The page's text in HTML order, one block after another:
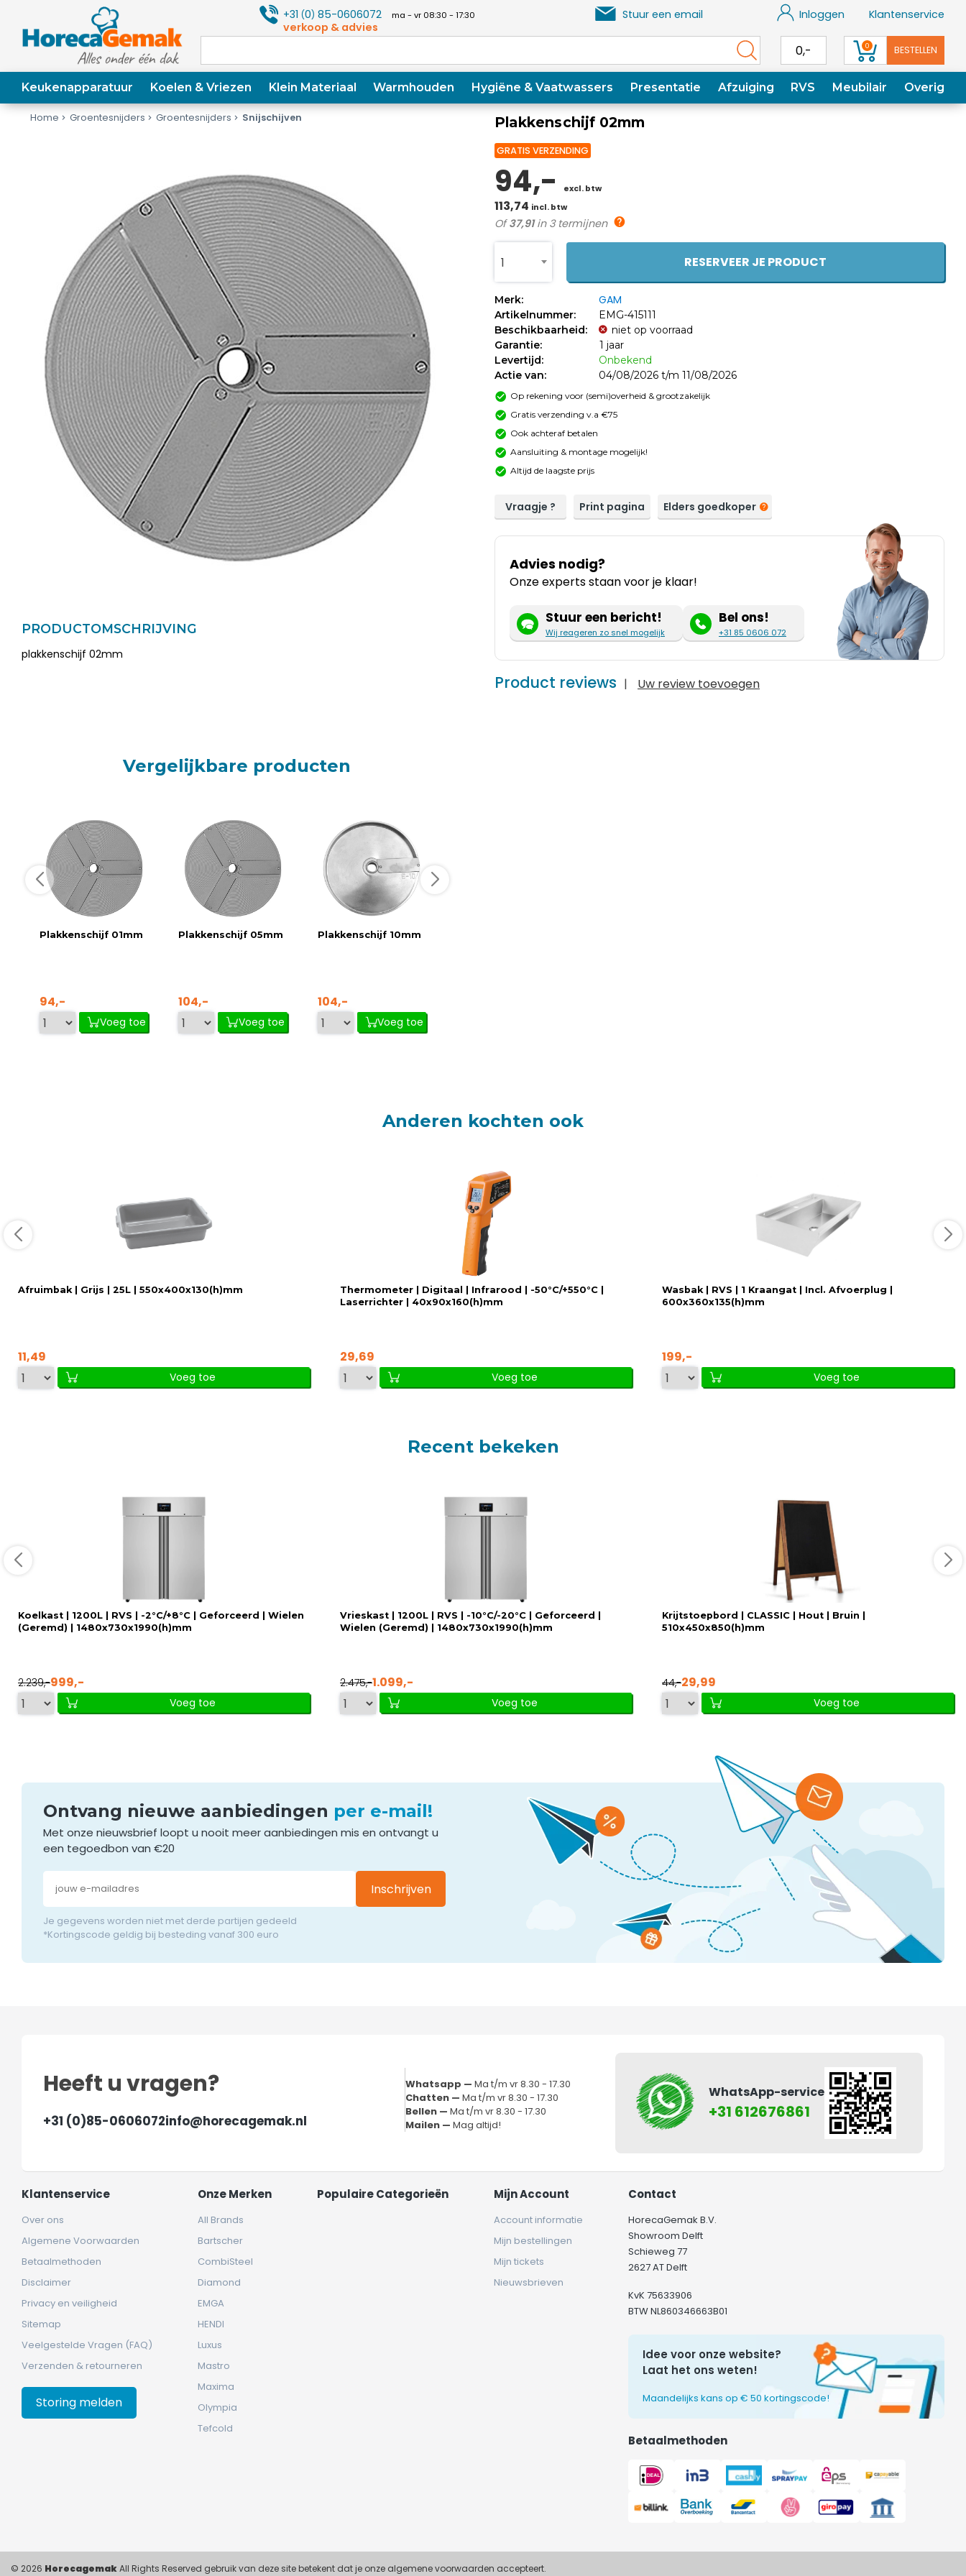
+31(0) 85-0606072 ma - vr 08:30 - 17:30
verkoop & advies
Stuur een email Inloggen Klantenservice
0,- 0 BESTELLEN
Keukenapparatuur Koelen & Vriezen Klein Materiaal Warmhouden Hygiëne & Vaatwassers Presentatie Afzuiging RVS Meubilair Overig
Home Groentesnijders Groentesnijders Snijschijven
PRODUCTOMSCHRIJVING
plakkenschijf 02mm
Plakkenschijf 02mm
GRATIS VERZENDING
94,- excl. btw
113,74 incl. btw
Of37,91in 3 termijnen
1 RESERVEER JE PRODUCT
Merk: GAM
Artikelnummer:
EMG-415111
Beschikbaarheid:
niet op voorraad
Garantie:
1 jaar
Levertijd:
Onbekend
Actie van:
04/08/2026 t/m 11/08/2026
Op rekening voor (semi)overheid & grootzakelijk
Gratis verzending v.a €75
Ook achteraf betalen
Aansluiting & montage mogelijk!
Altijd de laagste prijs
Vraagje ? Print pagina Elders goedkoper
Advies nodig?
Onze experts staan voor je klaar!
Stuur een bericht!
Wij reageren zo snel mogelijk
Bel ons!
+31 85 0606 072
Product reviews | Uw review toevoegen
Vergelijkbare producten
Plakkenschijf 01mm
94,-
Voeg toe
Plakkenschijf 05mm
104,-
Voeg toe
Plakkenschijf 10mm
104,-
Voeg toe
Anderen kochten ook
Afruimbak | Grijs | 25L | 550x400x130(h)mm
11,49
Voeg toe
Thermometer | Digitaal | Infrarood | -50°C/+550°C |
Laserrichter | 40x90x160(h)mm
29,69
Voeg toe
Wasbak | RVS | 1 Kraangat | Incl. Afvoerplug |
600x360x135(h)mm
199,-
Voeg toe
Recent bekeken
Koelkast | 1200L | RVS | -2°C/+8°C | Geforceerd | Wielen
(Geremd) | 1480x730x1990(h)mm
2.239,-999,-
Voeg toe
Vrieskast | 1200L | RVS | -10°C/-20°C | Geforceerd |
Wielen (Geremd) | 1480x730x1990(h)mm
2.475,-1.099,-
Voeg toe
Krijtstoepbord | CLASSIC | Hout | Bruin |
510x450x850(h)mm
44,-29,99
Voeg toe
Ontvang nieuwe aanbiedingen per e-mail!
Met onze nieuwsbrief loopt u nooit meer aanbiedingen mis en ontvangt u
een tegoedbon van €20
Inschrijven
Je gegevens worden niet met derde partijen gedeeld
*Kortingscode geldig bij besteding vanaf 300 euro
Heeft u vragen?
+31 (0)85-0606072info@horecagemak.nl
Whatsapp —Ma t/m vr 8.30 - 17.30
Chatten —Ma t/m vr 8.30 - 17.30
Bellen —Ma t/m vr 8.30 - 17.30
Mailen —Mag altijd!
WhatsApp-service
+31 612676861
Klantenservice
Over ons
Algemene Voorwaarden
Betaalmethoden
Disclaimer
Privacy en veiligheid
Sitemap
Veelgestelde Vragen (FAQ)
Verzenden & retourneren
Storing melden
Onze Merken
All Brands
Bartscher
CombiSteel
Diamond
EMGA
HENDI
Luxus
Mastro
Maxima
Olympia
Tefcold
Populaire Categorieën Mijn Account
Account informatie
Mijn bestellingen
Mijn tickets
Nieuwsbrieven
Contact
HorecaGemak B.V.
Showroom Delft
Schieweg 77
2627 AT Delft
KvK 75633906
BTW NL860346663B01
Idee voor onze website?
Laat het ons weten!
Maandelijks kans op € 50 kortingscode!
Betaalmethoden
© 2026 HorecagemakAll Rights Reserved gebruik van deze site betekent dat je onze algemene voorwaarden accepteert.